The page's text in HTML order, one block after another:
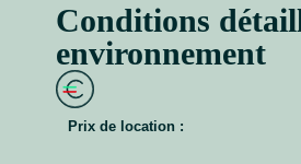
Conditions
environnement
Prix de location :